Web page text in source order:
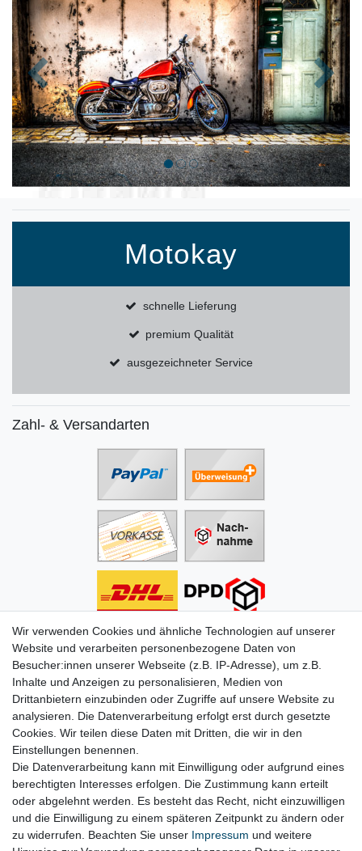
Zurück
Motokay
schnelle Lieferung
premium Qualität
ausgezeichneter Service
Zahl- & Versandarten
Informationen
Zahlung
Versand & Lieferung
Batterien & Pfand
Altölverordnung
Infos zum Elektrogesetz
ODR-Verordnung
FAQs
Hilfe
Kontakt
Mein Konto
Wir verwenden Cookies und ähnliche Technologien auf unserer
Website und verarbeiten personenbezogene Daten von
Besucher:innen unserer Webseite (z.B. IP-Adresse), um z.B.
Inhalte und Anzeigen zu personalisieren, Medien von
Drittanbietern einzubinden oder Zugriffe auf unsere Website zu
analysieren. Die Datenverarbeitung erfolgt erst durch gesetzte
Cookies. Wir teilen diese Daten mit Dritten, die wir in den
Einstellungen benennen.
Die Datenverarbeitung kann mit Einwilligung oder aufgrund eines
berechtigten Interesses erfolgen. Die Zustimmung kann erteilt
oder abgelehnt werden. Es besteht das Recht, nicht einzuwilligen
und die Einwilligung zu einem späteren Zeitpunkt zu ändern oder
zu widerrufen. Beachten Sie unser Impressum und weitere